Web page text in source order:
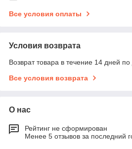
Все условия оплаты
Условия возврата
Возврат товара в течение 14 дней по
Все условия возврата
О нас
Рейтинг не сформирован
Менее 5 отзывов за последний